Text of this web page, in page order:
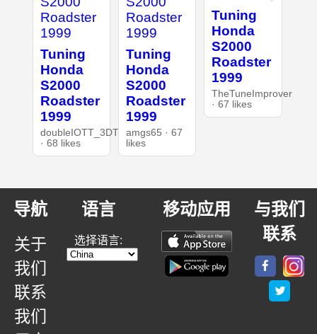
Tuning
Honda
S2000
Roadster
1999
doubleIOTT_3DT
· 68 likes
Tuning
Honda
S2000
Roadster
1999
amgs65 · 67
likes
Tuning
Honda
S2000
Roadster
1999
TheTuneImprover
· 67 likes
导航
关于
我们
联系
我们
语言
选择语言:
移动应用
与我们
联系